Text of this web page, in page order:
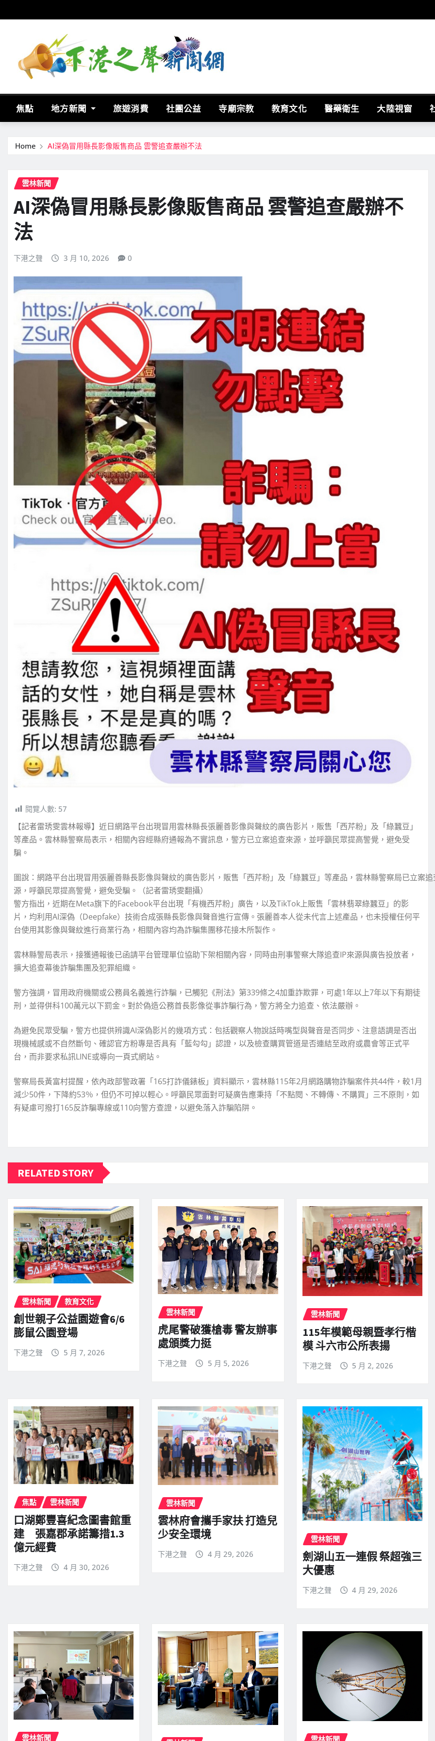
to
焦點 地方新聞 旅遊消費 社團公益 寺廟宗教 教育文化 醫藥衛生 大陸視窗
Home AI深偽冒用縣長影像販售商品 雲警追查嚴辦不法
雲林新聞
AI深偽冒用縣長影像販售商品 雲警追查嚴辦不
法
下港之聲 3 月 10, 2026 0
閱覽人數: 57
【記者雷琇雯雲林報導】近日網路平台出現冒用雲林縣長張麗善影像與聲紋的廣告影片，販售「西芹粉」及「綠蠶豆」
等產品。雲林縣警察局表示，相關內容經縣府通報為不實訊息，警方已立案追查來源，並呼籲民眾提高警覺，避免受
騙。
圖說：網路平台出現冒用張麗善縣長影像與聲紋的廣告影片，販售「西芹粉」及「綠蠶豆」等產品，雲林縣警察局已立案
源，呼籲民眾提高警覺，避免受騙。（記者雷琇雯翻攝）
警方指出，近期在Meta旗下的Facebook平台出現「有機西芹粉」廣告，以及TikTok上販售「雲林翡翠綠蠶豆」的影
片，均利用AI深偽（Deepfake）技術合成張縣長影像與聲音進行宣傳。張麗善本人從未代言上述產品，也未授權任何平
台使用其影像與聲紋進行商業行為，相關內容均為詐騙集團移花接木所製作。
雲林縣警局表示，接獲通報後已函請平台管理單位協助下架相關內容，同時由刑事警察大隊追查IP來源與廣告投放者，
擴大追查幕後詐騙集團及犯罪組織。
警方強調，冒用政府機關或公務員名義進行詐騙，已觸犯《刑法》第339條之4加重詐欺罪，可處1年以上7年以下有期徒
刑，並得併科100萬元以下罰金。對於偽造公務首長影像從事詐騙行為，警方將全力追查、依法嚴辦。
為避免民眾受騙，警方也提供辨識AI深偽影片的幾項方式：包括觀察人物說話時嘴型與聲音是否同步、注意語調是否出
現機械感或不自然斷句、確認官方粉專是否具有「藍勾勾」認證，以及檢查購買管道是否連結至政府或農會等正式平
台，而非要求私訊LINE或導向一頁式網站。
警察局長黃富村提醒，依內政部警政署「165打詐儀錶板」資料顯示，雲林縣115年2月網路購物詐騙案件共44件，較1月
減少50件，下降約53％，但仍不可掉以輕心。呼籲民眾面對可疑廣告應秉持「不點閱、不轉傳、不購買」三不原則，如
有疑慮可撥打165反詐騙專線或110向警方查證，以避免落入詐騙陷阱。
RELATED STORY
雲林新聞 教育文化
創世親子公益園遊會6/6
膨鼠公園登場
下港之聲 5 月 7, 2026
雲林新聞
虎尾警破獲槍毒 警友辦事
處頒獎力挺
下港之聲 5 月 5, 2026
雲林新聞
115年模範母親暨孝行楷
模 斗六市公所表揚
下港之聲 5 月 2, 2026
焦點 雲林新聞
口湖鄭豐喜紀念圖書館重
建 張嘉郡承諾籌措1.3
億元經費
下港之聲 4 月 30, 2026
雲林新聞
雲林府會攜手家扶 打造兒
少安全環境
下港之聲 4 月 29, 2026
雲林新聞
劍湖山五一連假 祭超強三
大優惠
下港之聲 4 月 29, 2026
雲林新聞